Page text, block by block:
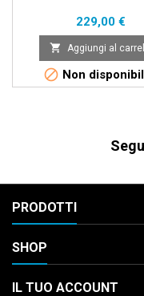
Prezzo
229,00 €
 Aggiungi al
 Non
PRODOTTI
SHOP
IL TUO ACCOUNT